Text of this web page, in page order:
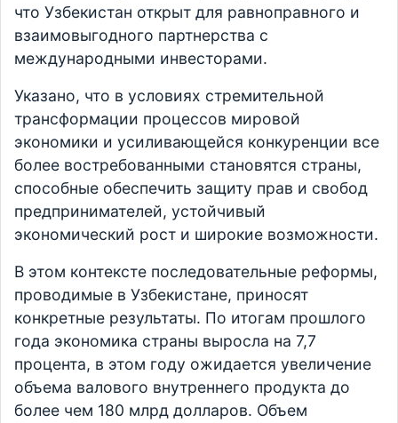
что Узбекистан открыт для равноправного и
взаимовыгодного партнерства с
международными инвесторами.
Указано, что в условиях стремительной
трансформации процессов мировой
экономики и усиливающейся конкуренции все
более востребованными становятся страны,
способные обеспечить защиту прав и свобод
предпринимателей, устойчивый
экономический рост и широкие возможности.
В этом контексте последовательные реформы,
проводимые в Узбекистане, приносят
конкретные результаты. По итогам прошлого
года экономика страны выросла на 7,7
процента, в этом году ожидается увеличение
объема валового внутреннего продукта до
более чем 180 млрд долларов. Объем